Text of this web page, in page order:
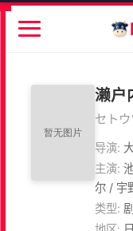
濑户
セトウ
导演:
主演:
尔 / 宇
类型: